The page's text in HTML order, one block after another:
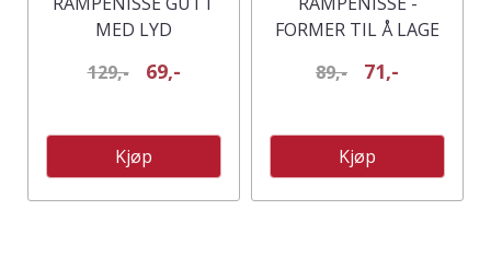
MED LYD
129,-
69,-
Kjøp
FORMER TIL Å LAGE
89,- 71,-
Kjøp